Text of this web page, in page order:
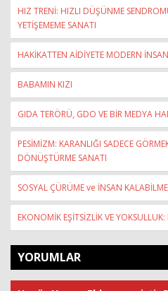
HIZ TRENİ: HIZLI DÜŞÜNME
YETİŞEMEME SANATI
HAKİKATTEN AİDİYETE MODERN
BABAMIN KIZI
GIDA TERÖRÜ, GDO VE BİR MEDYA
PESİMİZM: KARANLIĞI SADECE
DÖNÜŞTÜRME SANATI
SOSYAL ÇÜRÜME ve İNSAN
EKONOMİK EŞİTSİZLİK VE YOKSULLUK:
YORUMLAR